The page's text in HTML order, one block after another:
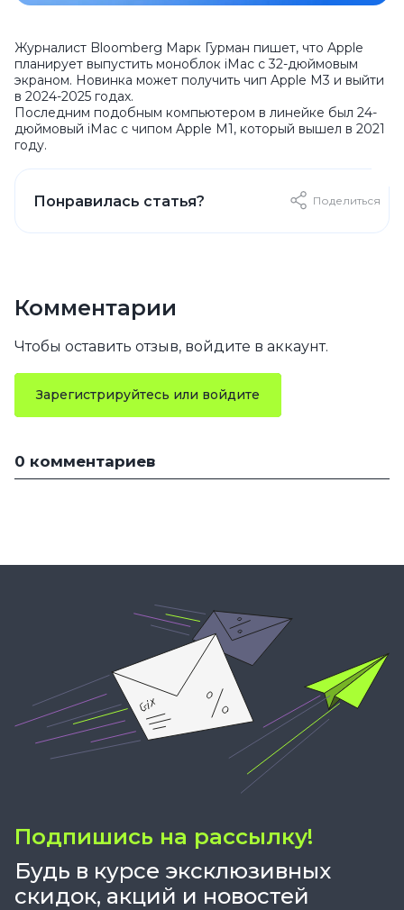
Журналист Bloomberg Марк Гурман пишет, что Apple
планирует выпустить моноблок iMac с 32-дюймовым
экраном. Новинка может получить чип Apple M3 и выйти
в 2024-2025 годах.
Последним подобным компьютером в линейке был 24-
дюймовый iMac с чипом Apple M1, который вышел в 2021
году.
Понравилась статья? Поделиться
Комментарии
Чтобы оставить отзыв, войдите в аккаунт.
Зарегистрируйтесь или войдите
0 комментариев
Подпишись на рассылку!
Будь в курсе эксклюзивных
скидок, акций и новостей